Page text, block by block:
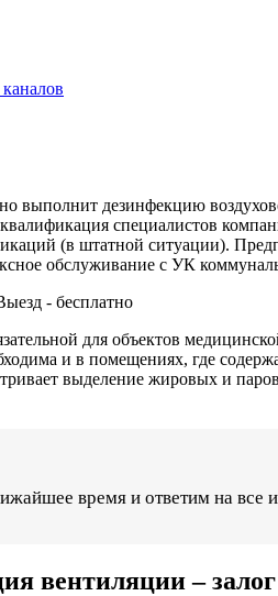
выполнит дезинфекцию
специалистов
(в штатной ситуации).
обслуживание с УК
- бесплатно
для объектов
и в помещениях, где
выделение жировых и
время и ответим на все
вентиляции –